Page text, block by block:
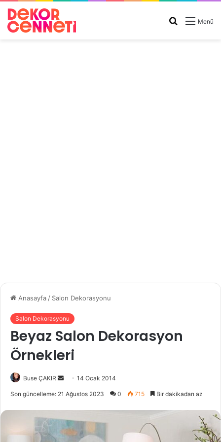
Menü
Arama
Anasayfa / Salon Dekorasyonu
Salon Dekorasyonu
Beyaz Salon Dekorasyon
Örnekleri
Buse ÇAKIR
p
14 Ocak 2014
Son güncelleme: 21 Ağustos 2023 0 715 Bir dakikadan az